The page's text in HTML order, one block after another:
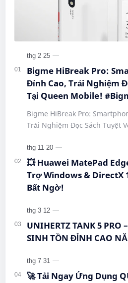
Bigme HiBreak Pro:
Đỉnh Cao, Trải Nghiệm
Tại Queen Mobile!
#SmartphoneEInk
#HiBreakPro5G
#CongNgheMoi
#EInkPhone
Bigme HiBreak Pro:
Trải Nghiệm Đọc Sách Tuyệt
#Hi…
💥 Huawei MatePad
Trợ Windows & DirectX
Bất Ngờ!
UNIHERTZ TANK 5 PRO
SINH TỒN ĐỈNH CAO
🚀 Tải Ngay Ứng Dụng